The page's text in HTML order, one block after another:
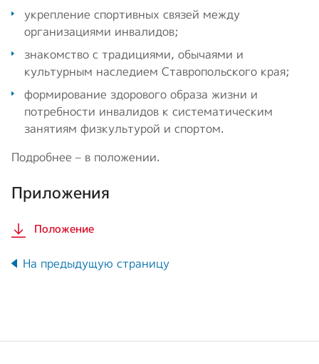
укрепление спортивных связей между
организациями инвалидов;
знакомство с традициями, обычаями и
культурным наследием Ставропольского края;
формирование здорового образа жизни и
потребности инвалидов к систематическим
занятиям физкультурой и спортом.
Подробнее – в положении.
Приложения
Положение
На предыдущую страницу